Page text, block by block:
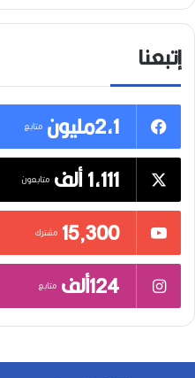
إتبعنا
2,1مليون
متابع
1,111 ألف متابعون
15٬300 مشترك
124ألف متابع